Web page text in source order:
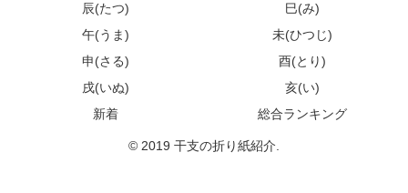
辰(たつ)
巳(み)
午(うま)
未(ひつじ)
申(さる)
酉(とり)
戌(いぬ)
亥(い)
新着
総合ランキング
© 2019 干支の折り紙紹介.